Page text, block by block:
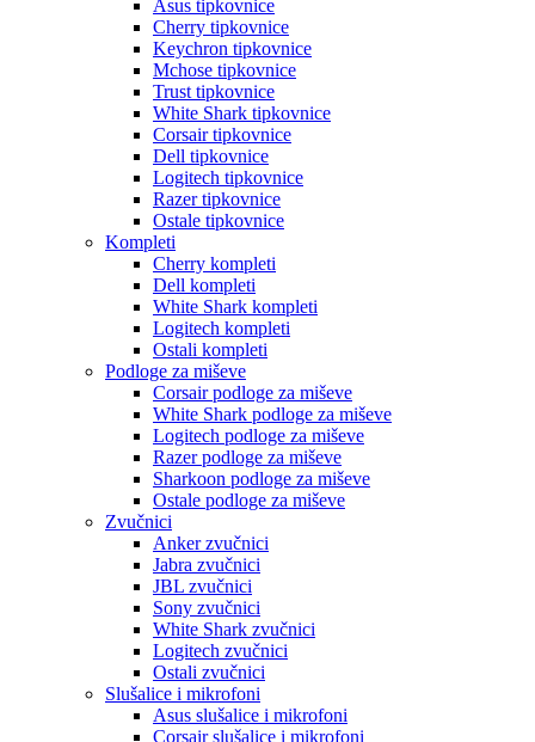
Asus tipkovnice
Cherry tipkovnice
Keychron tipkovnice
Mchose tipkovnice
Trust tipkovnice
White Shark tipkovnice
Corsair tipkovnice
Dell tipkovnice
Logitech tipkovnice
Razer tipkovnice
Ostale tipkovnice
Kompleti
Cherry kompleti
Dell kompleti
White Shark kompleti
Logitech kompleti
Ostali kompleti
Podloge za miševe
Corsair podloge za miševe
White Shark podloge za miševe
Logitech podloge za miševe
Razer podloge za miševe
Sharkoon podloge za miševe
Ostale podloge za miševe
Zvučnici
Anker zvučnici
Jabra zvučnici
JBL zvučnici
Sony zvučnici
White Shark zvučnici
Logitech zvučnici
Ostali zvučnici
Slušalice i mikrofoni
Asus slušalice i mikrofoni
Corsair slušalice i mikrofoni